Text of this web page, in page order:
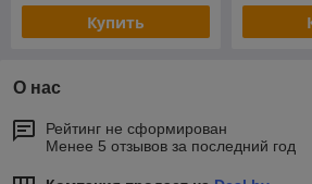
Купить
О нас
Рейтинг не сформирован
Менее 5 отзывов за последний год